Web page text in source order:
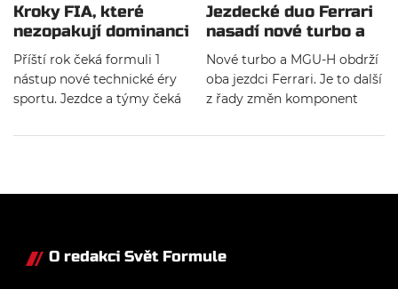
Kroky FIA, které
nezopakují dominanci
Mercedesu od roku
2014
Příští rok čeká formuli 1
nástup nové technické éry
sportu. Jezdce a týmy čeká
jednodušších pohonných
pravidel ze strany FIA. Ta si
odstartoval dlouhou
Jezdecké duo Ferrari
nasadí nové turbo a
MGU-H
Nové turbo a MGU-H obdrží
oba jezdci Ferrari. Je to další
z řady změn komponent
Kanady, které formálně
O redakci Svět Formule